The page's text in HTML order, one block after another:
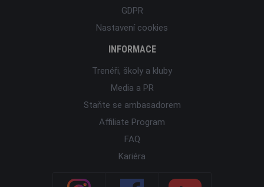
GDPR
Nastavení cookies
INFORMACE
Trenéři, školy a kluby
Media a PR
Staňte se ambasadorem
Affiliate Program
FAQ
Kariéra